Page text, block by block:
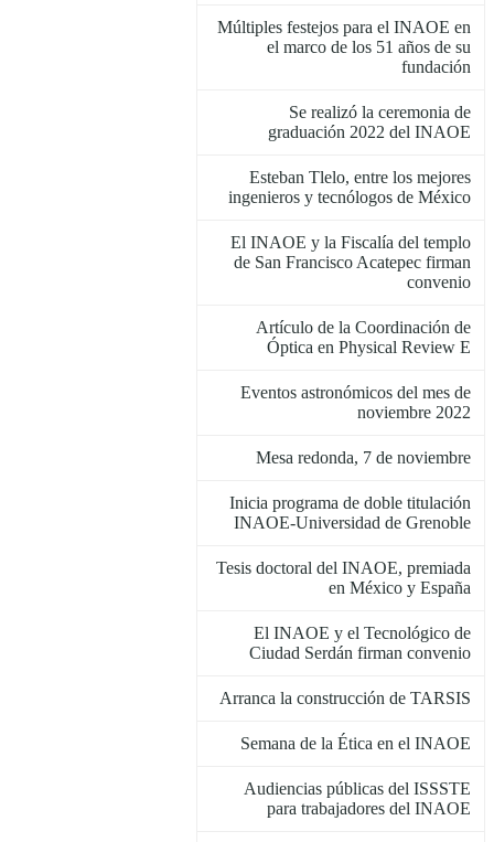
Múltiples festejos para el INAOE en
el marco de los 51 años de su
fundación
Se realizó la ceremonia de
graduación 2022 del INAOE
Esteban Tlelo, entre los mejores
ingenieros y tecnólogos de México
El INAOE y la Fiscalía del templo
de San Francisco Acatepec firman
convenio
Artículo de la Coordinación de
Óptica en Physical Review E
Eventos astronómicos del mes de
noviembre 2022
Mesa redonda, 7 de noviembre
Inicia programa de doble titulación
INAOE-Universidad de Grenoble
Tesis doctoral del INAOE, premiada
en México y España
El INAOE y el Tecnológico de
Ciudad Serdán firman convenio
Arranca la construcción de TARSIS
Semana de la Ética en el INAOE
Audiencias públicas del ISSSTE
para trabajadores del INAOE